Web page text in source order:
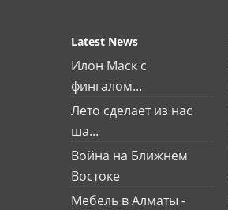
Latest News
Илон Маск с
фингалом...
Лето сделает из нас
ша...
Война на Ближнем
Востоке
Мебель в Алматы -